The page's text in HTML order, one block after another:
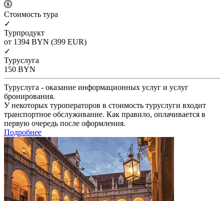
Cтоимость тура
✓
Турпродукт
от 1394 BYN (399 EUR)
✓
Туруслуга
150 BYN
Туруслуга - оказание информационных услуг и услуг
бронирования.
У некоторых туроператоров в стоимость туруслуги входит
транспортное обслуживание. Как правило, оплачивается в
первую очередь после оформления.
Подробнее